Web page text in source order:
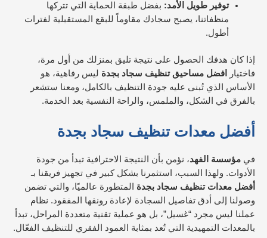
توفير طويل الأمد: بفضل طبقة الحماية التي تتركها
منظفاتنا، يصبح سجادك مقاوماً للبقع المستقبلية لفترات
أطول.
إذا كان هدفك الحصول على نتيجة تليق بمنزلك من أول مرة،
فاختيار
افضل مساحيق تنظيف سجاد بجدة ليس رفاهية، هو
الأساس الذي تُبنى عليه جودة التنظيف بالكامل، ومعنا ستشعر
بالفرق في الشكل، والملمس، والراحة النفسية بعد الخدمة.
أفضل معدات تنظيف سجاد بجدة
في مؤسسة الفهد، نؤمن بأن النتيجة الاحترافية تبدأ من جودة
الأدوات. ولهذا السبب، استثمرنا بشكل كبير في تجهيز فريقنا بـ
أفضل معدات تنظيف سجاد بجدة المتطورة عالميًا، والتي تضمن
وصولنا إلى أدق تفاصيل السجادة لإعادة رونقها المفقود. نظام
عملنا ليس مجرد “غسيل”، بل هو عملية تقنية متعددة المراحل، تبدأ
بالمعدات التمهيدية التي تُعد بمثابة العمود الفقري للتنظيف الفعّال.